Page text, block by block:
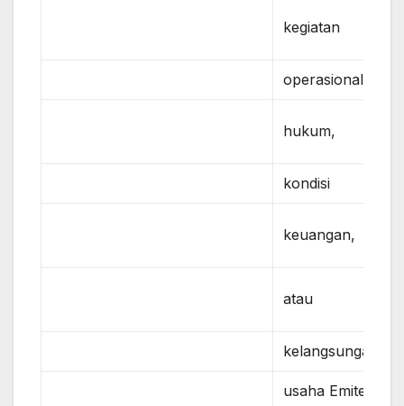
kegiatan
operasional,
hukum,
kondisi
keuangan,
atau
kelangsungan
usaha Emiten